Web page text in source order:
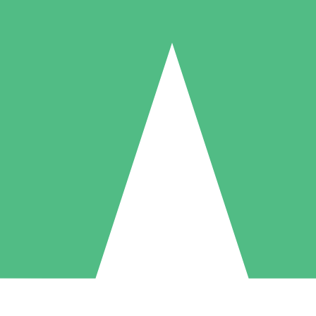
Packs de Crédits Individuels
à l'utilisation avec des crédits de téléchargement. Sans engagement
5 Téléchargements
US$